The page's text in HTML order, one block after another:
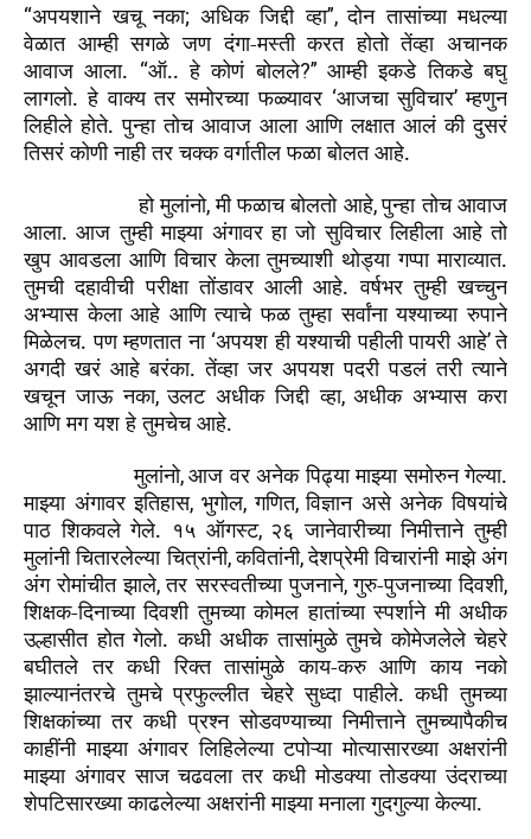
“अपयशाने खचू नका; अधिक जिद्दी व्हा”,दोन तासांच्या मधल्या
वेळात आम्ही सगळे जण दंगा-मस्ती करत होतो तेंव्हा अचानक
आवाज आला. “ऑ.. हे कोणं बोलले?”आम्ही इकडे तिकडे बघु
लागलो. हे वाक्य तर समोरच्या फळ्यावर ‘आजचा सुविचार’म्हणुन
लिहीले होते. पुन्हा तोच आवाज आला आणि लक्षात आलं की दुसरं
तिसरं कोणी नाही तर चक्क वर्गातील फळा बोलत आहे.
हो मुलांनो,मी फळाच बोलतो आहे,पुन्हा तोच आवाज
आला. आज तुम्ही माझ्या अंगावर हा जो सुविचार लिहीला आहे तो
खुप आवडला आणि विचार केला तुमच्याशी थोड्या गप्पा माराव्यात.
तुमची दहावीची परीक्षा तोंडावर आली आहे. वर्षभर तुम्ही खच्चुन
अभ्यास केला आहे आणि त्याचे फळ तुम्हा सर्वांना यश्याच्या रुपाने
मिळेलच. पण म्हणतात ना ‘अपयश ही यश्याची पहीली पायरी आहे’ते
अगदी खरं आहे बरंका. तेंव्हा जर अपयश पदरी पडलं तरी त्याने
खचून जाऊ नका,उलट अधीक जिद्दी व्हा,अधीक अभ्यास करा
आणि मग यश हे तुमचेच आहे.
मुलांनो,आज वर अनेक पिढ्या माझ्या समोरुन गेल्या.
माझ्या अंगावर इतिहास, भुगोल,गणित,विज्ञान असे अनेक विषयांचे
पाठ शिकवले गेले. १५ ऑगस्ट, २६ जानेवारीच्या निमीत्ताने तुम्ही
मुलांनी चितारलेल्या चित्रांनी,कवितांनी,देशप्रेमी विचारांनी माझे अंग
अंग रोमांचीत झाले,तर सरस्वतीच्या पुजनाने,गुरु-पुजनाच्या दिवशी,
शिक्षक-दिनाच्या दिवशी तुमच्या कोमल हातांच्या स्पर्शाने मी अधीक
उल्हासीत होत गेलो. कधी अधीक तासांमुळे तुमचे कोमेजलेले चेहरे
बघीतले तर कधी रिक्त तासांमुळे काय-करु आणि काय नको
झाल्यानंतरचे तुमचे प्रफुल्लीत चेहरे सुध्दा पाहीले. कधी तुमच्या
शिक्षकांच्या तर कधी प्रश्न सोडवण्याच्या निमीत्ताने तुमच्यापैकीच
काहींनी माझ्या अंगावर लिहिलेल्या टपोऱ्या मोत्यासारख्या अक्षरांनी
माझ्या अंगावर साज चढवला तर कधी मोडक्या तोडक्या उंदराच्या
शेपटिसारख्या काढलेल्या अक्षरांनी माझ्या मनाला गुदगुल्या केल्या.